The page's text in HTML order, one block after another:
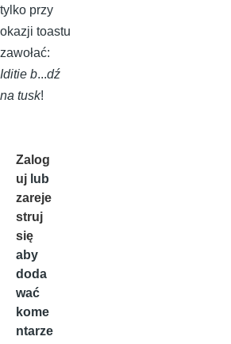
tylko przy
okazji toastu
zawołać:
Iditie b...dź
na tusk!
Zalog
uj lub
zareje
struj
się
aby
doda
wać
kome
ntarze